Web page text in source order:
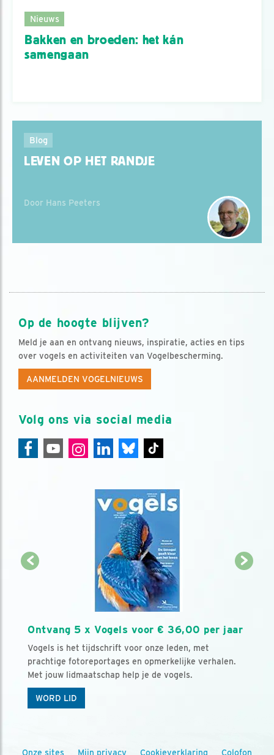
Nieuws
Bakken en broeden: het kán
samengaan
Blog
LEVEN OP HET RANDJE
Door Hans Peeters
Op de hoogte blijven?
Meld je aan en ontvang nieuws, inspiratie, acties en tips
over vogels en activiteiten van Vogelbescherming.
AANMELDEN VOGELNIEUWS
Volg ons via social media
Ontvang 5 x Vogels voor € 36,00 per jaar
Vogels is het tijdschrift voor onze leden, met
prachtige fotoreportages en opmerkelijke verhalen.
Met jouw lidmaatschap help je de vogels.
WORD LID
Onze sites Mijn privacy Cookieverklaring Colofon